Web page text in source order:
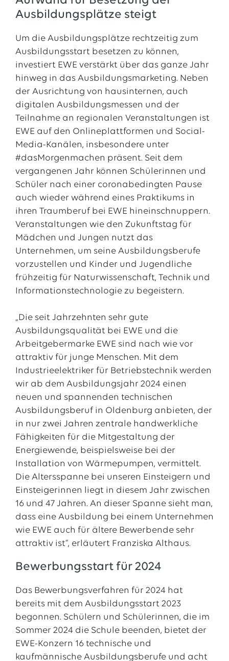
Ausbildungsplätze steigt
Um die Ausbildungsplätze rechtzeitig zum
Ausbildungsstart besetzen zu können,
investiert EWE verstärkt über das ganze Jahr
hinweg in das Ausbildungsmarketing. Neben
der Ausrichtung von hausinternen, auch
digitalen Ausbildungsmessen und der
Teilnahme an regionalen Veranstaltungen ist
EWE auf den Onlineplattformen und Social-
Media-Kanälen, insbesondere unter
#dasMorgenmachen präsent. Seit dem
vergangenen Jahr können Schülerinnen und
Schüler nach einer coronabedingten Pause
auch wieder während eines Praktikums in
ihren Traumberuf bei EWE hineinschnuppern.
Veranstaltungen wie den Zukunftstag für
Mädchen und Jungen nutzt das
Unternehmen, um seine Ausbildungsberufe
vorzustellen und Kinder und Jugendliche
frühzeitig für Naturwissenschaft, Technik und
Informationstechnologie zu begeistern.
„Die seit Jahrzehnten sehr gute
Ausbildungsqualität bei EWE und die
Arbeitgebermarke EWE sind nach wie vor
attraktiv für junge Menschen. Mit dem
Industrieelektriker für Betriebstechnik werden
wir ab dem Ausbildungsjahr 2024 einen
neuen und spannenden technischen
Ausbildungsberuf in Oldenburg anbieten, der
in nur zwei Jahren zentrale handwerkliche
Fähigkeiten für die Mitgestaltung der
Energiewende, beispielsweise bei der
Installation von Wärmepumpen, vermittelt.
Die Altersspanne bei unseren Einsteigern und
Einsteigerinnen liegt in diesem Jahr zwischen
16 und 47 Jahren. An dieser Spanne sieht man,
dass eine Ausbildung bei einem Unternehmen
wie EWE auch für ältere Bewerbende sehr
attraktiv ist“, erläutert Franziska Althaus.
Bewerbungsstart für 2024
Das Bewerbungsverfahren für 2024 hat
bereits mit dem Ausbildungsstart 2023
begonnen. Schülern und Schülerinnen, die im
Sommer 2024 die Schule beenden, bietet der
EWE-Konzern 16 technische und
kaufmännische Ausbildungsberufe und acht